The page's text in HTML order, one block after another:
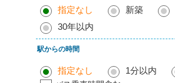
指定なし 新築
30年以内
駅からの時間
指定なし 1分以内